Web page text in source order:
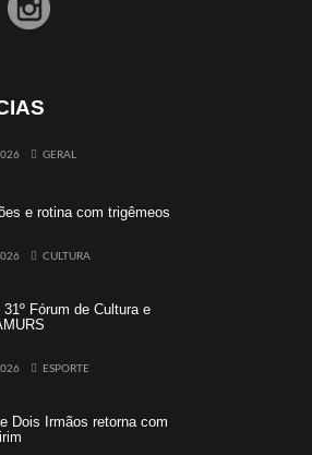
GERAL
e rotina com trigêmeos
CULTURA
Fórum de Cultura e
ESPORTE
Dois Irmãos retorna com